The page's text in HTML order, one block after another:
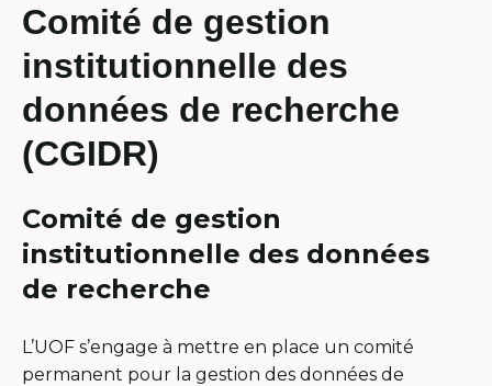
Comité de gestion
institutionnelle des
données de recherche
(CGIDR)
Comité de gestion
institutionnelle des données
de recherche
L’UOF s’engage à mettre en place un comité
permanent pour la gestion des données de